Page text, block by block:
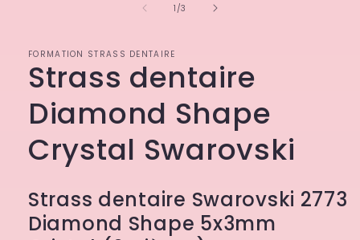
1 /de
3
FORMATION STRASS DENTAIRE
Strass dentaire
Diamond Shape
Crystal Swarovski
Strass dentaire Swarovski 2773
Diamond Shape 5x3mm